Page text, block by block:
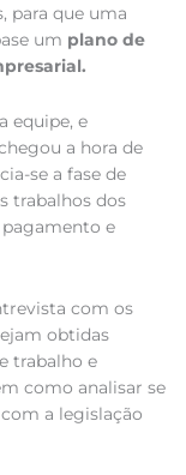
para que uma
um plano de
equipe, e
a hora de
se a fase de
trabalhos dos
e
com os
obtidas
trabalho e
como analisar se
a legislação